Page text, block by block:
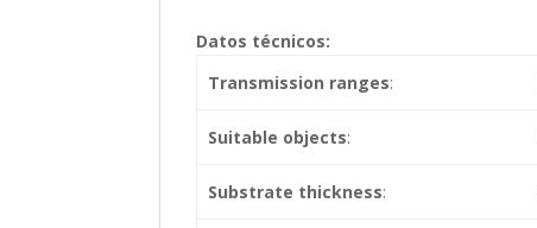
Datos técnicos:
Transmission ranges:
Suitable objects:
Substrate thickness: